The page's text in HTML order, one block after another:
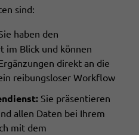
sind:
haben den
im Blick und können
direkt an die
reibungsloser Workflow
Sie präsentieren
allen Daten bei Ihrem
mit dem